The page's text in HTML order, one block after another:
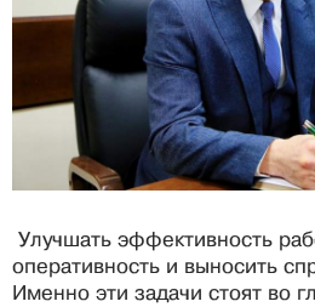
Улучшать эффективность
оперативность и выносить
Именно эти задачи стоят во